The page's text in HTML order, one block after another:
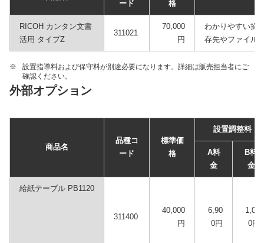
ード 格
RICOH カンタン文書
活用 タイプZ
311021
70,000
円
わかりやすい操
存先やファイル
※
設置指導料および保守料が別途必要になります。詳細は販売担当者にご
確認ください。
外部オプション
商品名
品種コ
ード
標準価
格
設置調整料
A料
金
B料
金
給紙テーブル PB1120
311400
40,000
円
6,90
0円
1,00
0円